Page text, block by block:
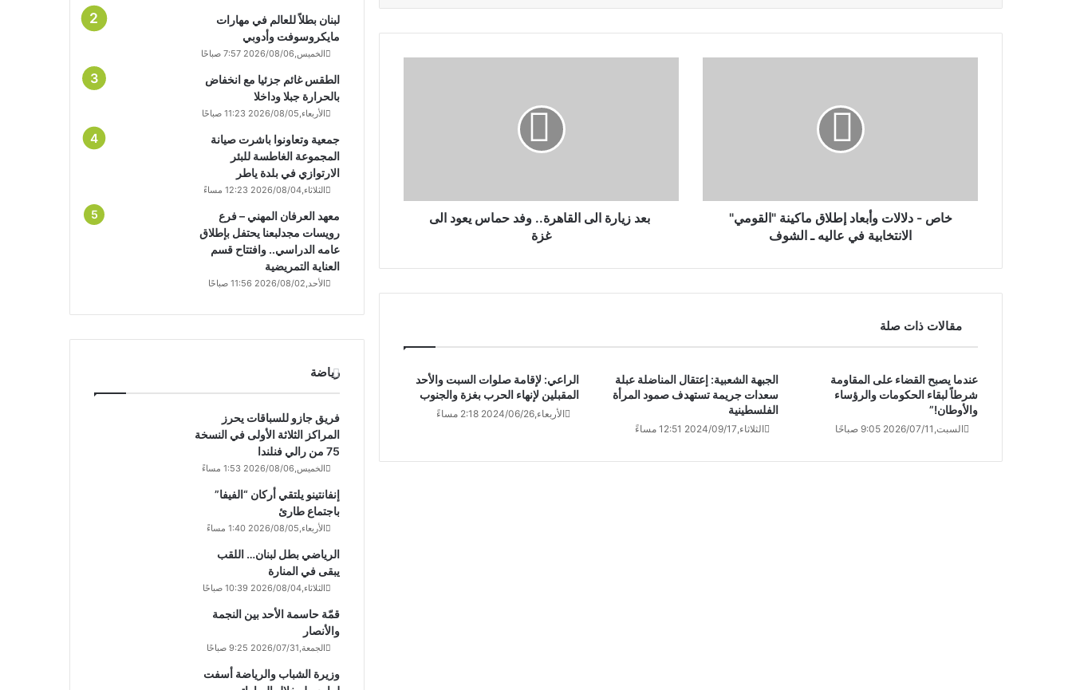
بعد زيارة الى القاهرة.. وفد حماس يعود الى
غزة
خاص - دلالات وأبعاد إطلاق ماكينة "القومي"
الانتخابية في عاليه ـ الشوف
مقالات ذات صلة
الراعي: لإقامة صلوات السبت والأحد
المقبلين لإنهاء الحرب بغزة والجنوب
الأربعاء,2024/06/26 2:18 مساءً
الجبهة الشعبية: إعتقال المناضلة عبلة
سعدات جريمة تستهدف صمود المرأة
الفلسطينية
الثلاثاء,2024/09/17 12:51 مساءً
عندما يصبح القضاء على المقاومة
شرطاً لبقاء الحكومات والرؤساء
والأوطان!”
السبت,2026/07/11 9:05 صباحًا
لبنان بطلاً للعالم في مهارات
مايكروسوفت وأدوبي
الخميس,2026/08/06 7:57 صباحًا
الطقس غائم جزئيا مع انخفاض
بالحرارة جبلا وداخلا
الأربعاء,2026/08/05 11:23 صباحًا
جمعية وتعاونوا باشرت صيانة
المجموعة الغاطسة للبئر
الارتوازي في بلدة ياطر
الثلاثاء,2026/08/04 12:23 مساءً
معهد العرفان المهني – فرع
رويسات مجدلبعنا يحتفل بإطلاق
عامه الدراسي.. وافتتاح قسم
العناية التمريضية
الأحد,2026/08/02 11:56 صباحًا
رياضة
فريق جازو للسباقات يحرز
المراكز الثلاثة الأولى في النسخة
75 من رالي فنلندا
الخميس,2026/08/06 1:53 مساءً
إنفانتينو يلتقي أركان “الفيفا”
باجتماع طارئ
الأربعاء,2026/08/05 1:40 مساءً
الرياضي بطل لبنان… اللقب
يبقى في المنارة
الثلاثاء,2026/08/04 10:39 صباحًا
قمّة حاسمة الأحد بين النجمة
والأنصار
الجمعة,2026/07/31 9:25 صباحًا
وزيرة الشباب والرياضة أسفت